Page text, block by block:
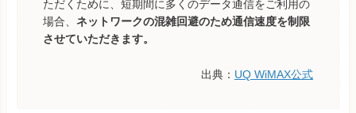
ただくために、短期間に多くのデータ通信をご利用の
場合、 ネットワークの混雑回避のため通信速度を制限
させていただきます。
出典： UQ WiMAX公式